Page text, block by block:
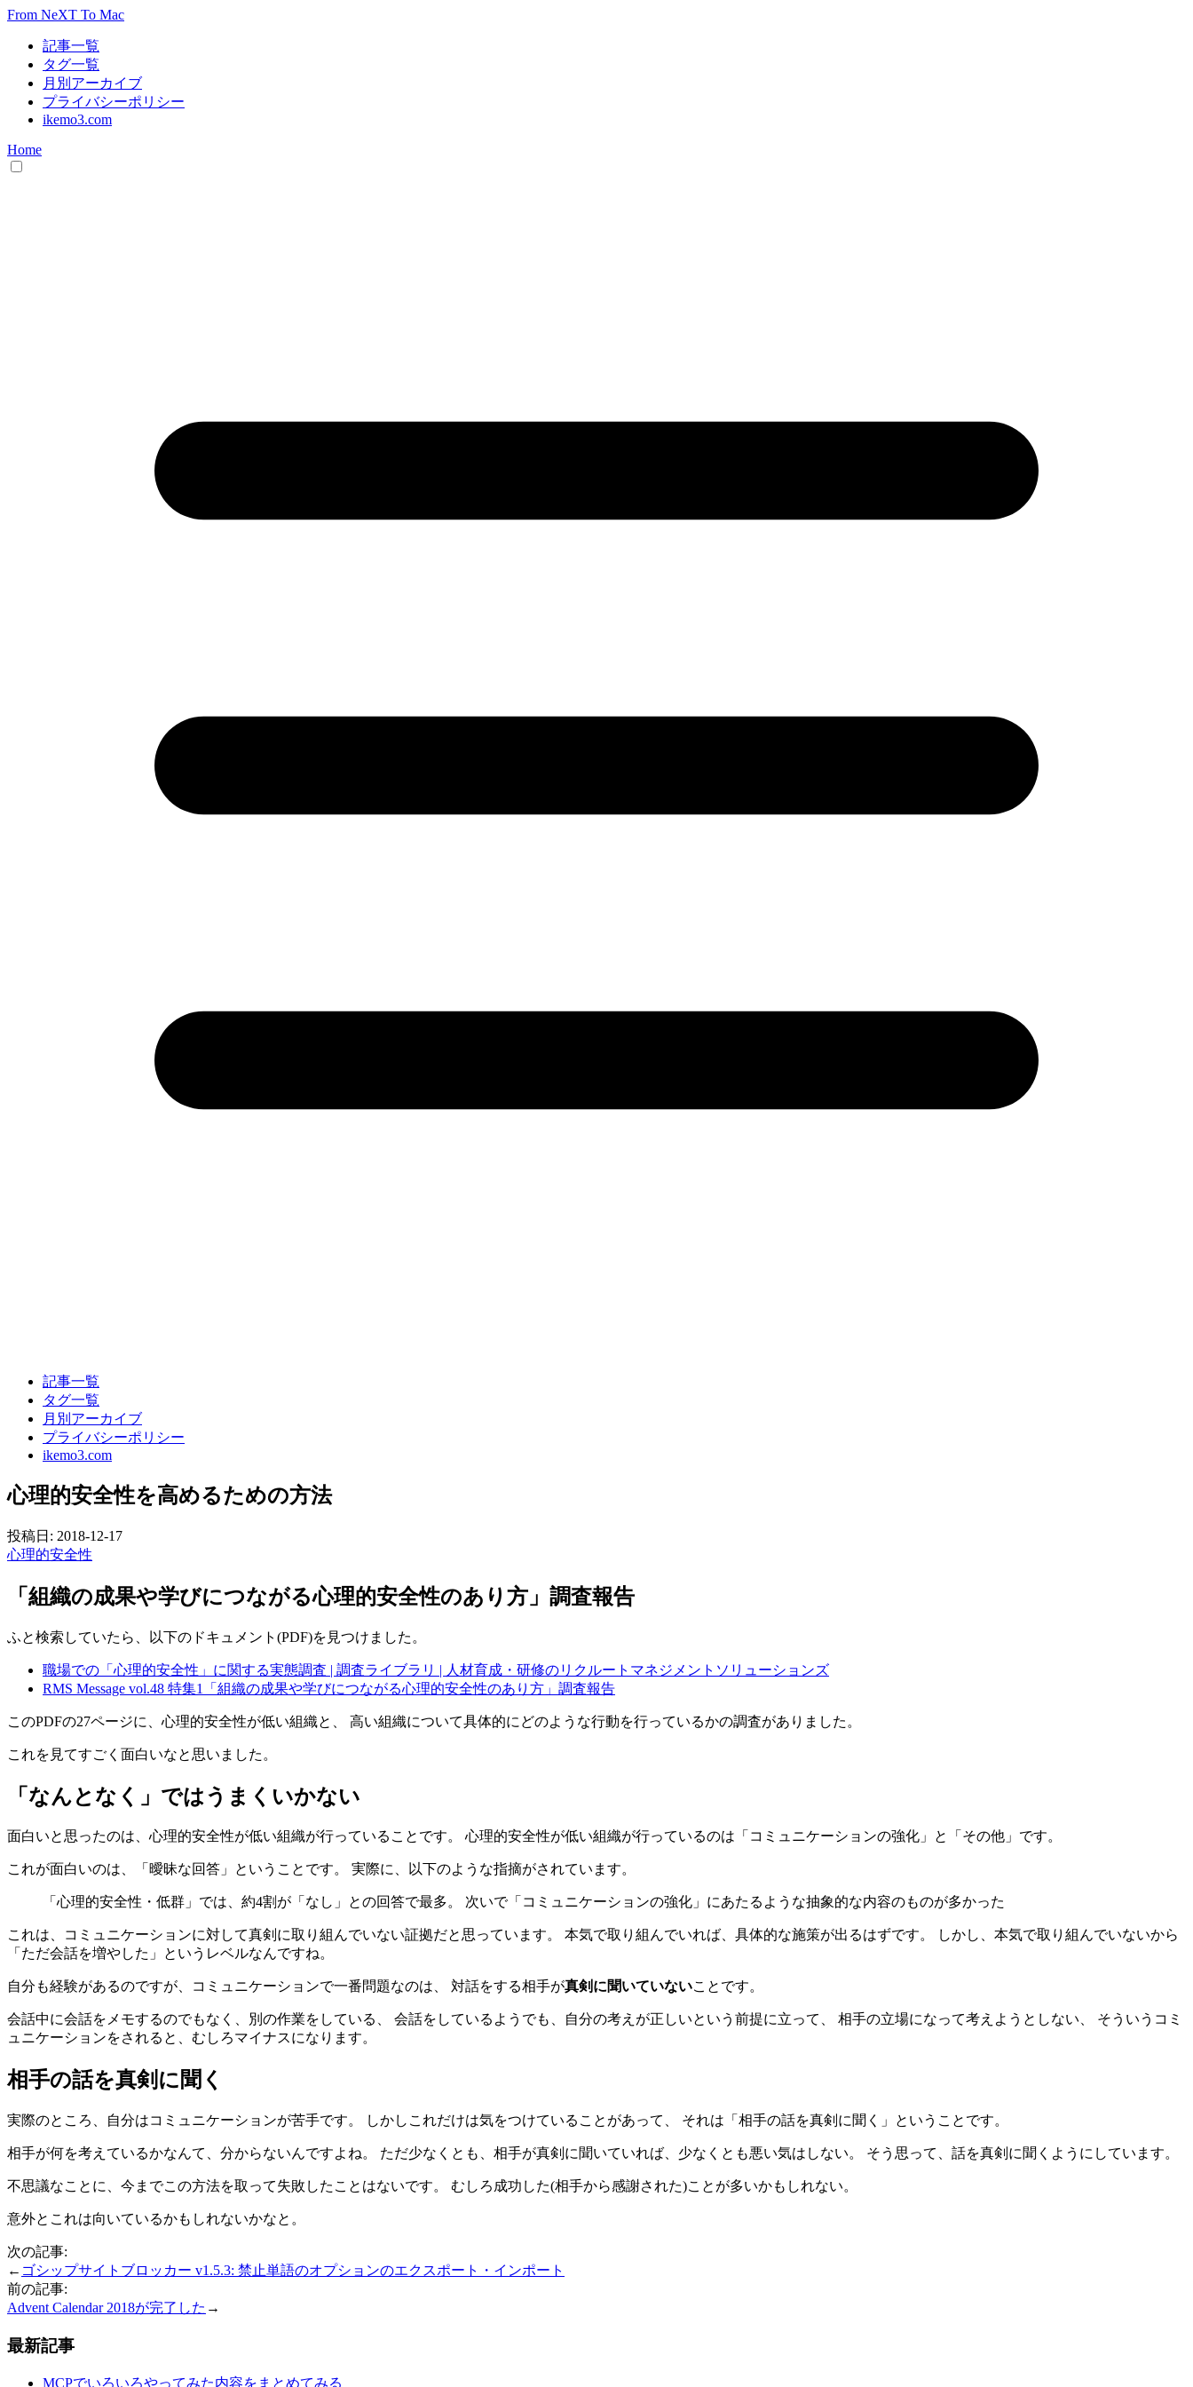
From NeXT To Mac
記事一覧
タグ一覧
月別アーカイブ
プライバシーポリシー
ikemo3.com
Home
記事一覧
タグ一覧
月別アーカイブ
プライバシーポリシー
ikemo3.com
心理的安全性を高めるための方法
投稿日: 2018-12-17
心理的安全性
「組織の成果や学びにつながる心理的安全性のあり方」調査報告
ふと検索していたら、以下のドキュメント(PDF)を見つけました。
職場での「心理的安全性」に関する実態調査 | 調査ライブラリ | 人材育成・研修のリクルートマネジメントソリューションズ
RMS Message vol.48 特集1「組織の成果や学びにつながる心理的安全性のあり方」調査報告
このPDFの27ページに、心理的安全性が低い組織と、 高い組織について具体的にどのような行動を行っているかの調査がありました。
これを見てすごく面白いなと思いました。
「なんとなく」ではうまくいかない
面白いと思ったのは、心理的安全性が低い組織が行っていることです。 心理的安全性が低い組織が行っているのは「コミュニケーションの強化」と「その他」です。
これが面白いのは、「曖昧な回答」ということです。 実際に、以下のような指摘がされています。
「心理的安全性・低群」では、約4割が「なし」との回答で最多。 次いで「コミュニケーションの強化」にあたるような抽象的な内容のものが多かった
これは、コミュニケーションに対して真剣に取り組んでいない証拠だと思っています。 本気で取り組んでいれば、具体的な施策が出るはずです。 しかし、本気で取り組んでいないから
「ただ会話を増やした」というレベルなんですね。
自分も経験があるのですが、コミュニケーションで一番問題なのは、 対話をする相手が真剣に聞いていないことです。
会話中に会話をメモするのでもなく、別の作業をしている、 会話をしているようでも、自分の考えが正しいという前提に立って、 相手の立場になって考えようとしない、 そういうコミ
ュニケーションをされると、むしろマイナスになります。
相手の話を真剣に聞く
実際のところ、自分はコミュニケーションが苦手です。 しかしこれだけは気をつけていることがあって、 それは「相手の話を真剣に聞く」ということです。
相手が何を考えているかなんて、分からないんですよね。 ただ少なくとも、相手が真剣に聞いていれば、少なくとも悪い気はしない。 そう思って、話を真剣に聞くようにしています。
不思議なことに、今までこの方法を取って失敗したことはないです。 むしろ成功した(相手から感謝された)ことが多いかもしれない。
意外とこれは向いているかもしれないかなと。
次の記事:
← ゴシップサイトブロッカー v1.5.3: 禁止単語のオプションのエクスポート・インポート
前の記事:
Advent Calendar 2018が完了した →
最新記事
MCPでいろいろやってみた内容をまとめてみる